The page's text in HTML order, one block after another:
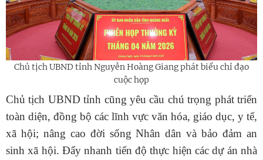
Chủ tịch UBND tỉnh Nguyễn Hoàng Giang phát biểu chỉ đạo
cuộc họp
Chủ tịch UBND tỉnh cũng yêu cầu chú trọng phát triển
toàn diện, đồng bộ các lĩnh vực văn hóa, giáo dục, y tế,
xã hội; nâng cao đời sống Nhân dân và bảo đảm an
sinh xã hội. Đẩy nhanh tiến độ thực hiện các dự án nhà